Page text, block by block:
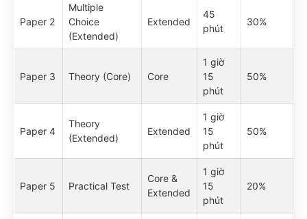
Paper 2
Multiple
Choice
(Extended)
Extended
45
phút
30%
Paper 3 Theory (Core) Core
1 giờ
15
phút
50%
Paper 4
Theory
(Extended)
Extended
1 giờ
15
phút
50%
Paper 5 Practical Test
Core &
Extended
1 giờ
15
phút
20%